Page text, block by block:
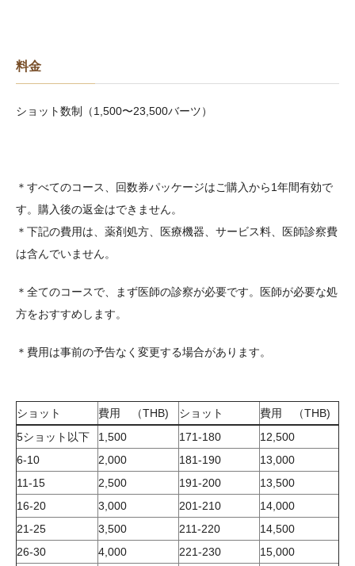
料金
ショット数制（1,500〜23,500バーツ）
＊すべてのコース、回数券パッケージはご購入から1年間有効で
す。購入後の返金はできません。
＊下記の費用は、薬剤処方、医療機器、サービス料、医師診察費
は含んでいません。
＊全てのコースで、まず医師の診察が必要です。医師が必要な処
方をおすすめします。
＊費用は事前の予告なく変更する場合があります。
ショット 費用 （THB) ショット
費用 （THB)
5ショット以下
1,500 171-180
12,500
6-10
2,000 181-190
13,000
11-15
2,500 191-200
13,500
16-20
3,000 201-210
14,000
21-25
3,500 211-220
14,500
26-30
4,000 221-230 15,000